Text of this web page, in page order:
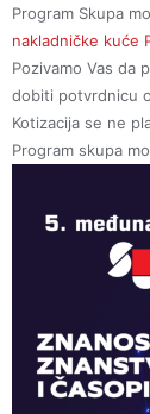
Program Skupa
nakladničke kuće
Pozivamo Vas da
dobiti potvrdnicu
Kotizacija se ne
Program skupa